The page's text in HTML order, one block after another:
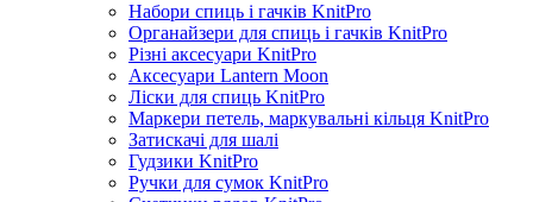
Набори спиць і гачків KnitPro
Органайзери для спиць і гачків KnitPro
Різні аксесуари KnitPro
Аксесуари Lantern Moon
Ліски для спиць KnitPro
Маркери петель, маркувальні кільця KnitPro
Затискачі для шалі
Гудзики KnitPro
Ручки для сумок KnitPro